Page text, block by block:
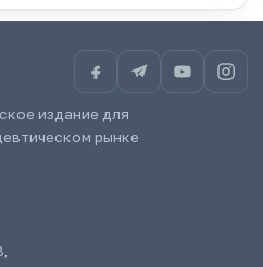
издание для
рынке